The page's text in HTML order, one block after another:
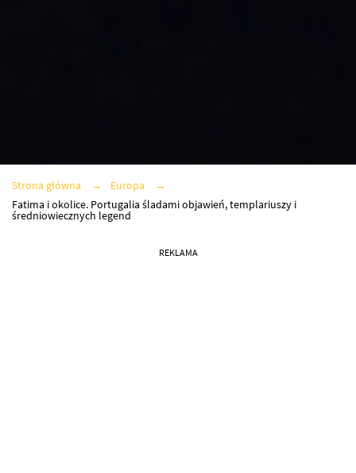
Strona główna
Europa
Fatima i okolice. Portugalia śladami objawień, templariuszy i
średniowiecznych legend
REKLAMA